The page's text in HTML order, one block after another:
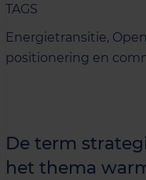
TAGS
Energietransitie,
positionering en
De term
het thema